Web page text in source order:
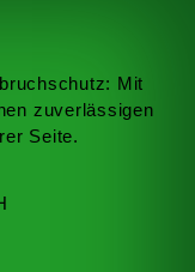
Mit
zuverlässigen
Seite.